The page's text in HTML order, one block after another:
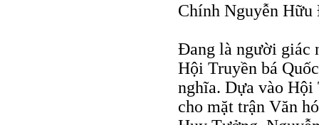
Chính Nguyễn
Đang là người giác
Hội Truyền bá
nghĩa. Dựa vào
cho mặt trận Văn